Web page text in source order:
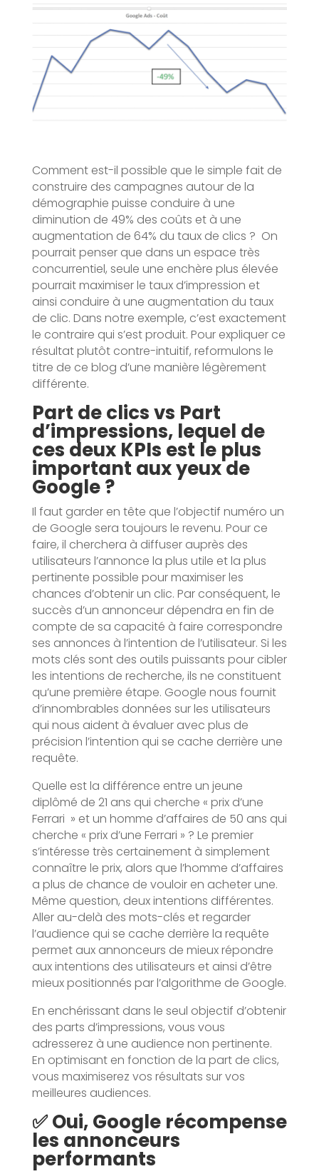
Comment est-il possible que le simple fait de
construire des campagnes autour de la
démographie puisse conduire à une
diminution de 49% des coûts et à une
augmentation de 64% du taux de clics ? On
pourrait penser que dans un espace très
concurrentiel, seule une enchère plus élevée
pourrait maximiser le taux d’impression et
ainsi conduire à une augmentation du taux
de clic. Dans notre exemple, c’est exactement
le contraire qui s’est produit. Pour expliquer ce
résultat plutôt contre-intuitif, reformulons le
titre de ce blog d’une manière légèrement
différente.
Part de clics vs Part
d’impressions, lequel de
ces deux KPIs est le plus
important aux yeux de
Google ?
Il faut garder en tête que l’objectif numéro un
de Google sera toujours le revenu. Pour ce
faire, il cherchera à diffuser auprès des
utilisateurs l’annonce la plus utile et la plus
pertinente possible pour maximiser les
chances d’obtenir un clic. Par conséquent, le
succès d’un annonceur dépendra en fin de
compte de sa capacité à faire correspondre
ses annonces à l’intention de l’utilisateur. Si les
mots clés sont des outils puissants pour cibler
les intentions de recherche, ils ne constituent
qu’une première étape. Google nous fournit
d’innombrables données sur les utilisateurs
qui nous aident à évaluer avec plus de
précision l’intention qui se cache derrière une
requête.
Quelle est la différence entre un jeune
diplômé de 21 ans qui cherche « prix d’une
Ferrari » et un homme d’affaires de 50 ans qui
cherche « prix d’une Ferrari » ? Le premier
s’intéresse très certainement à simplement
connaître le prix, alors que l’homme d’affaires
a plus de chance de vouloir en acheter une.
Même question, deux intentions différentes.
Aller au-delà des mots-clés et regarder
l’audience qui se cache derrière la requête
permet aux annonceurs de mieux répondre
aux intentions des utilisateurs et ainsi d’être
mieux positionnés par l’algorithme de Google.
En enchérissant dans le seul objectif d’obtenir
des parts d’impressions, vous vous
adresserez à une audience non pertinente.
En optimisant en fonction de la part de clics,
vous maximiserez vos résultats sur vos
meilleures audiences.
✅ Oui, Google récompense
les annonceurs
performants